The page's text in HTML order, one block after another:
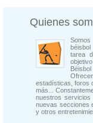
Quienes
tarea
estadísticas, foros
más...
nuestros servicios
nuevas secciones
y otros